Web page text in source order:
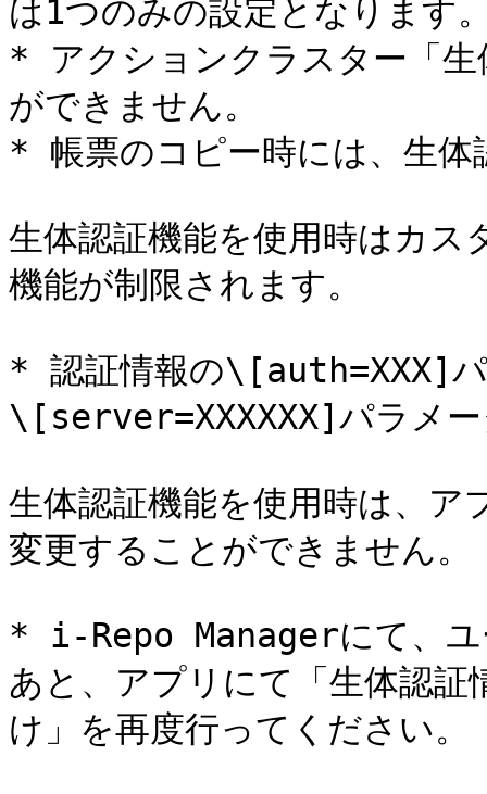
は1つのみの設定となります
* アクションクラスター「生
ができません。
* 帳票のコピー時には、生
生体認証機能を使用時はカス
機能が制限されます。
* 認証情報の\[auth=XXX]パ
\[server=XXXXXX]パラメー
生体認証機能を使用時は、
変更することができません。
* i-Repo Managerにて、ユ
あと、アプリにて「生体認証
け」を再度行ってください。